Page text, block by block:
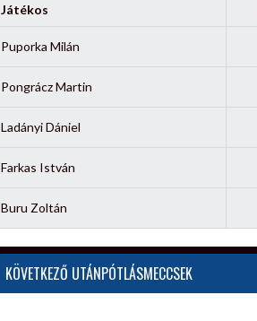
Játékos
Puporka Milán
Pongrácz Martin
Ladányi Dániel
Farkas István
Buru Zoltán
KÖVETKEZŐ UTÁNPÓTLÁSMECCSEK